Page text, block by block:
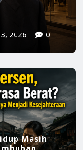
Masih
Menjadi
2026